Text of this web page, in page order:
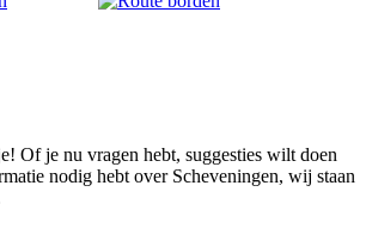
Of je nu vragen hebt, suggesties wilt doen
nodig hebt over Scheveningen, wij staan